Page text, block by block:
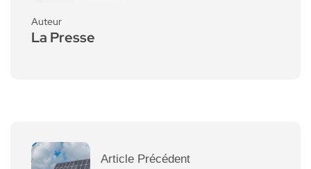
Auteur
La Presse
Article Précédent